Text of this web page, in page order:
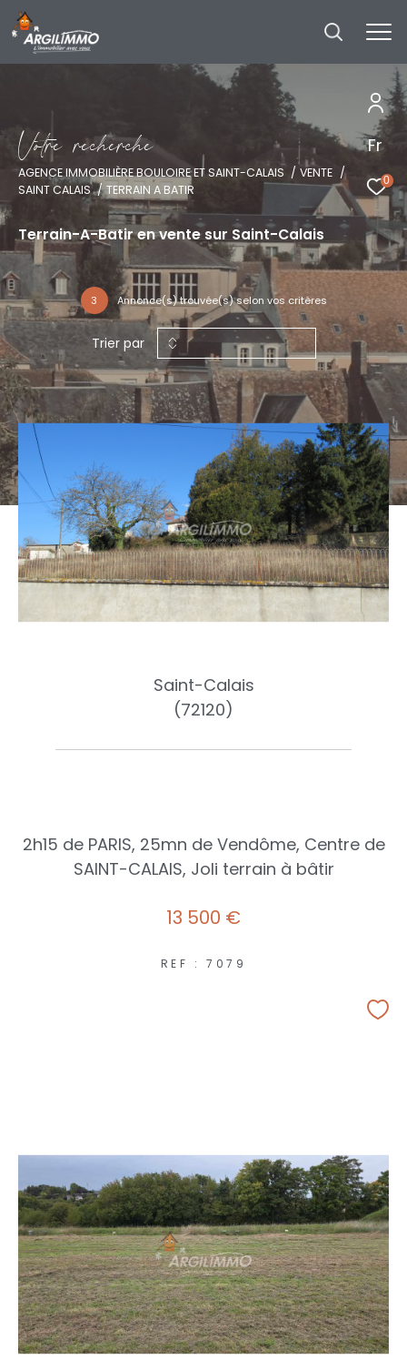
Fr
0
Votre recherche
AGENCE IMMOBILIÈRE BOULOIRE ET SAINT-CALAIS
VENTE
SAINT CALAIS
TERRAIN A BATIR
Terrain-A-Batir en vente sur Saint-Calais
3 Annonce(s) trouvée(s) selon vos critères
Trier par
Saint-Calais
(72120)
2h15 de PARIS, 25mn de Vendôme, Centre de
SAINT-CALAIS, Joli terrain à bâtir
13 500 €
REF : 7079